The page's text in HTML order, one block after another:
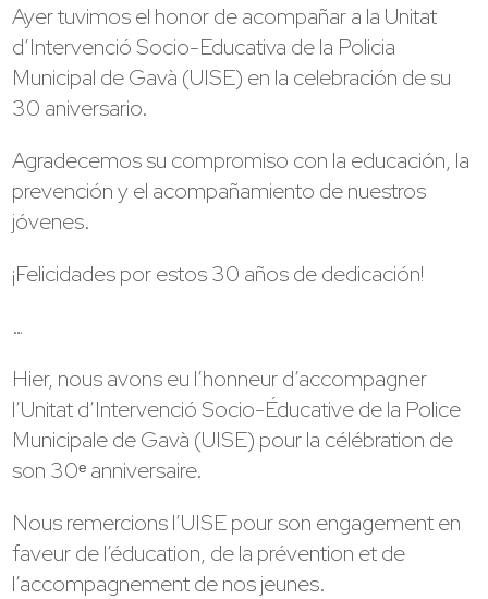
Ayer tuvimos el honor de acompañar a la Unitat
d’Intervenció Socio-Educativa de la Policia
Municipal de Gavà (UISE) en la celebración de su
30 aniversario.
Agradecemos su compromiso con la educación, la
prevención y el acompañamiento de nuestros
jóvenes.
¡Felicidades por estos 30 años de dedicación!
…
Hier, nous avons eu l’honneur d’accompagner
l’Unitat d’Intervenció Socio-Éducative de la Police
Municipale de Gavà (UISE) pour la célébration de
son 30ᵉ anniversaire.
Nous remercions l’UISE pour son engagement en
faveur de l’éducation, de la prévention et de
l’accompagnement de nos jeunes.